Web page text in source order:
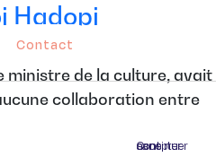
Continuer sans accepter
Contact
Hadopi
ministre de la culture, avait
collaboration entre
il était question que le
de plus en plus de